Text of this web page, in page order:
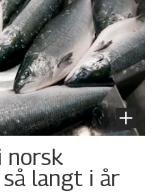
norsk
langt i år